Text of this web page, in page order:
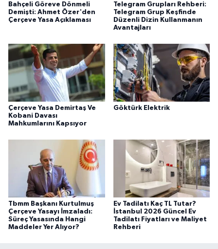
Bahçeli Göreve Dönmeli
Demişti: Ahmet Özer'den
Çerçeve Yasa Açıklaması
Telegram Grupları Rehberi:
Telegram Grup Keşfinde
Düzenli Dizin Kullanmanın
Avantajları
Çerçeve Yasa Demirtaş Ve
Kobani Davası
Mahkumlarını Kapsıyor
Göktürk Elektrik
Tbmm Başkanı Kurtulmuş
Çerçeve Yasayı İmzaladı:
Süreç Yasasında Hangi
Maddeler Yer Alıyor?
Ev Tadilatı Kaç TL Tutar?
İstanbul 2026 Güncel Ev
Tadilatı Fiyatları ve Maliyet
Rehberi